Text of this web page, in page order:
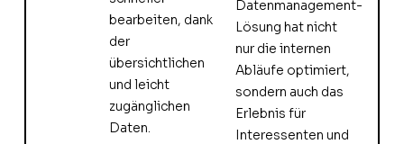
bearbeiten, dank
der
übersichtlichen
und leicht
zugänglichen
Daten.
Datenmanagement-
Lösung hat nicht
nur die internen
Abläufe optimiert,
sondern auch das
Erlebnis für
Interessenten und